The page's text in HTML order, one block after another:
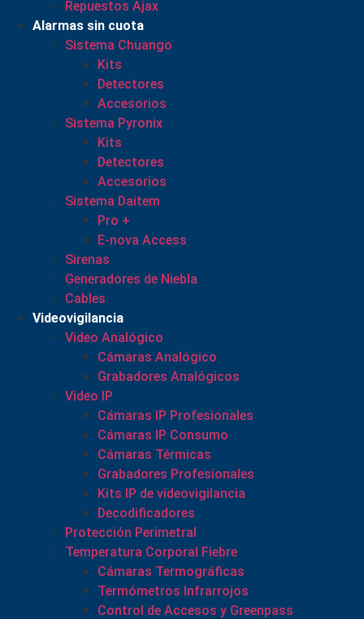
Repuestos Ajax
Alarmas sin cuota
Sistema Chuango
Kits
Detectores
Accesorios
Sistema Pyronix
Kits
Detectores
Accesorios
Sistema Daitem
Pro +
E-nova Access
Sirenas
Generadores de Niebla
Cables
Videovigilancia
Video Analógico
Cámaras Analógico
Grabadores Analógicos
Video IP
Cámaras IP Profesionales
Cámaras IP Consumo
Cámaras Térmicas
Grabadores Profesionales
Kits IP de videovigilancia
Decodificadores
Protección Perimetral
Temperatura Corporal Fiebre
Cámaras Termográficas
Termómetros Infrarrojos
Control de Accesos y Greenpass